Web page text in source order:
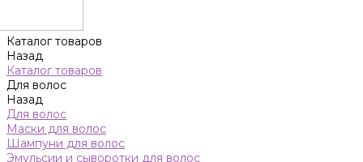
Каталог товаров
Назад
Каталог товаров
Для волос
Назад
Для волос
Маски для волос
Шампуни для волос
Эмульсии и сыворотки для волос